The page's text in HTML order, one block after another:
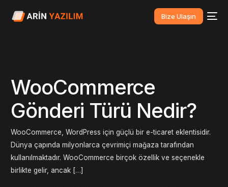
Bize Ulaşın
WooCommerce
Gönderi Türü Nedir?
WooCommerce, WordPress için güçlü bir e-ticaret eklentisidir.
Dünya çapında milyonlarca çevrimiçi mağaza tarafından
kullanılmaktadır. WooCommerce birçok özellik ve seçenekle
birlikte gelir, ancak […]